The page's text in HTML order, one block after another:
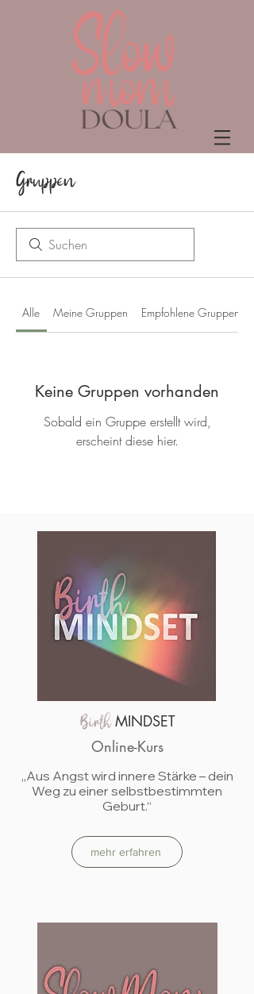
Gruppen
Alle Meine Gruppen Empfohlene Gruppen
Keine Gruppen vorhanden
Sobald ein Gruppe erstellt wird,
erscheint diese hier.
BirthMINDSET
Online-Kurs
„Aus Angst wird innere Stärke – dein
Weg zu einer selbstbestimmten
Geburt.“
mehr erfahren